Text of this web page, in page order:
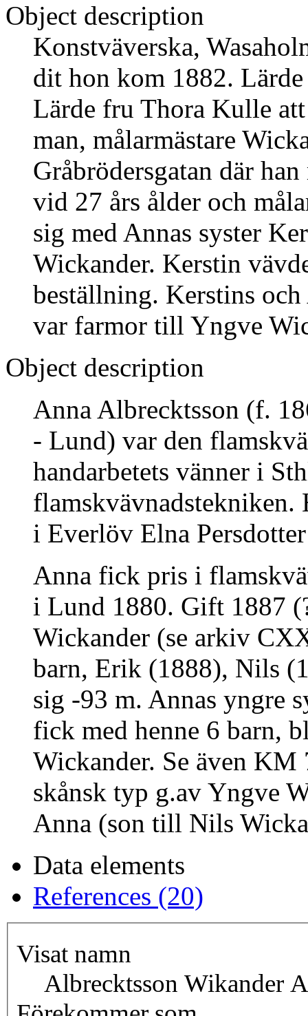
Object description
Konstväverska,
dit hon kom 1882.
Lärde fru Thora Kulle
man, målarmästare
Gråbrödersgatan där
vid 27 års ålder och
sig med Annas syster
Wickander. Kerstin
beställning. Kerstins
var farmor till Yngve
Object description
Anna Albrecktsson (f.
- Lund) var den
handarbetets vänner i
flamskvävnadstekniken.
i Everlöv Elna
Anna fick pris i
i Lund 1880. Gift 1887
Wickander (se arkiv
barn, Erik (1888), Nils
sig -93 m. Annas yngre
fick med henne 6 barn,
Wickander. Se även
skånsk typ g.av Yngve
Anna (son till Nils
Data elements
References (20)
Visat namn
Albrecktsson Wikander